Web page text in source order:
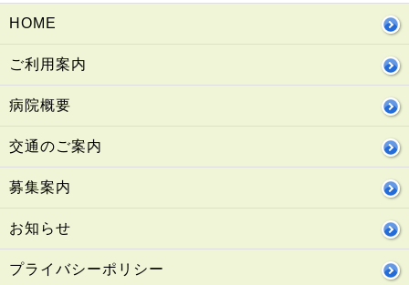
HOME
ご利用案内
病院概要
交通のご案内
募集案内
お知らせ
プライバシーポリシー